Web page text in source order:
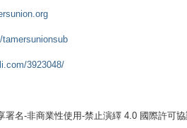
3923048/
署名-非商業性使用-禁止演繹 4.0 國際許可協